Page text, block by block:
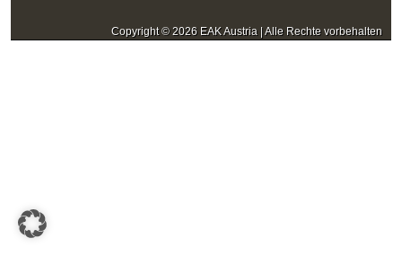
Copyright © 2026 EAK Austria | Alle Rechte vorbehalten